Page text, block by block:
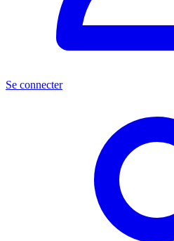
Se connecter